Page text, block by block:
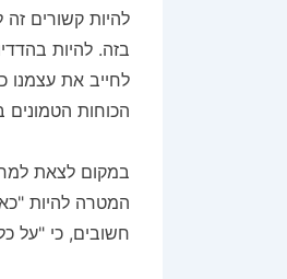
להיות קשורים
בזה. להיות
לחייב את עצמנו
הכוחות הטמונים
במקום לצאת
המטרה להיות
חשובים, כי "על